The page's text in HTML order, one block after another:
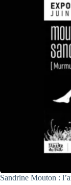
Sandrine Mouton :